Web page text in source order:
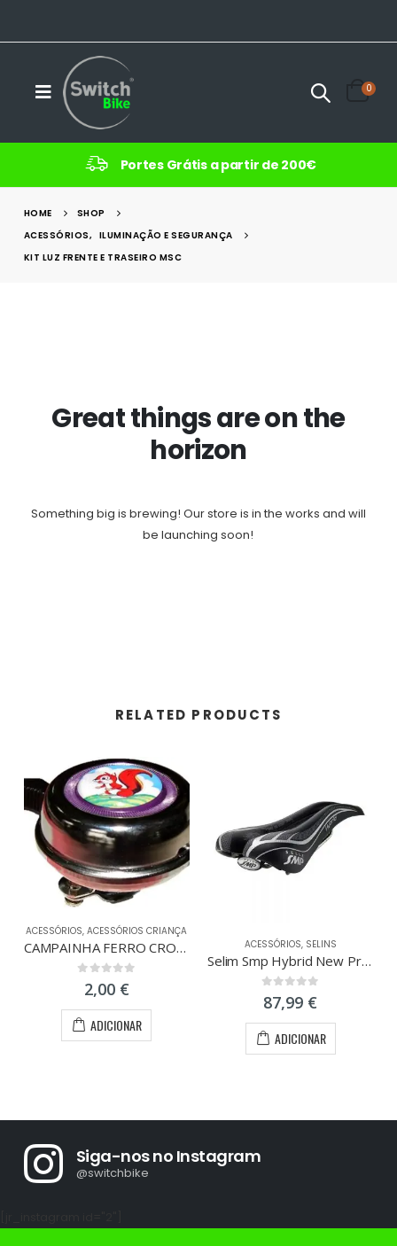
0
Portes Grátis a partir de 200€
HOME
SHOP
ACESSÓRIOS, ILUMINAÇÃO E SEGURANÇA
KIT LUZ FRENTE E TRASEIRO MSC
Great things are on the
horizon
Something big is brewing! Our store is in the works and will
be launching soon!
RELATED PRODUCTS
ACESSÓRIOS,ACESSÓRIOS CRIANÇA
CAMPAINHA FERRO CROMADAS C/BONECOS
out of 5
2,00 €
ADICIONAR
ACESSÓRIOS, SELINS
Selim Smp Hybrid New Preto
0out of 5
87,99 €
ADICIONAR
Siga-nos no Instagram
@switchbike